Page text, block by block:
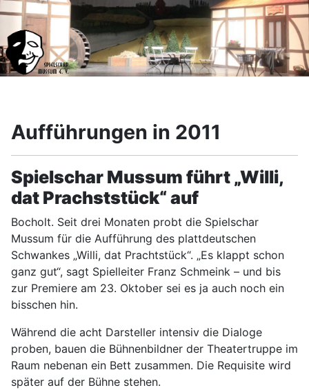
Aufführungen in 2011
Spielschar Mussum führt „Willi,
dat Prachststück“ auf
Bocholt. Seit drei Monaten probt die Spielschar
Mussum für die Aufführung des plattdeutschen
Schwankes „Willi, dat Prachtstück“. „Es klappt schon
ganz gut“, sagt Spielleiter Franz Schmeink – und bis
zur Premiere am 23. Oktober sei es ja auch noch ein
bisschen hin.
Während die acht Darsteller intensiv die Dialoge
proben, bauen die Bühnenbildner der Theatertruppe im
Raum nebenan ein Bett zusammen. Die Requisite wird
später auf der Bühne stehen.